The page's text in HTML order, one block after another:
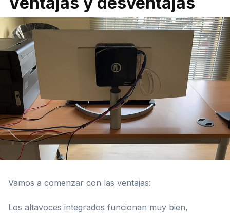
Vamos a comenzar con las ventajas:
Los altavoces integrados funcionan muy bien,